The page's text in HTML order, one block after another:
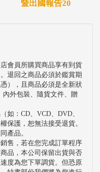
暨出國報告20
會員所購買商品享有到貨
退回之商品必須於鑑賞期
），且商品必須是全新狀
外包裝、隨貨文件、贈
如：CD、VCD、DVD、
保護，恕無法接受退貨。
產品。
售，若在您完成訂單程序
品，本公司保留出貨與否
度為您下單調貨。但恐原